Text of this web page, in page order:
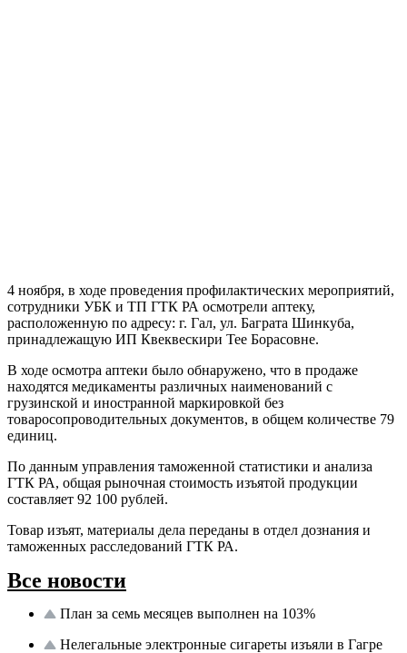
4 ноября, в ходе проведения профилактических мероприятий,
сотрудники УБК и ТП ГТК РА осмотрели аптеку,
расположенную по адресу: г. Гал, ул. Баграта Шинкуба,
принадлежащую ИП Квеквескири Тее Борасовне.
В ходе осмотра аптеки было обнаружено, что в продаже
находятся медикаменты различных наименований с
грузинской и иностранной маркировкой без
товаросопроводительных документов, в общем количестве 79
единиц.
По данным управления таможенной статистики и анализа
ГТК РА, общая рыночная стоимость изъятой продукции
составляет 92 100 рублей.
Товар изъят, материалы дела переданы в отдел дознания и
таможенных расследований ГТК РА.
Все новости
План за семь месяцев выполнен на 103%
Нелегальные электронные сигареты изъяли в Гагре